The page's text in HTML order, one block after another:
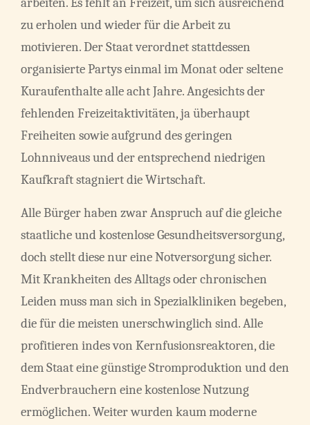
zu erholen und wieder für die Arbeit zu
motivieren. Der Staat verordnet stattdessen
organisierte Partys einmal im Monat oder seltene
Kuraufenthalte alle acht Jahre. Angesichts der
fehlenden Freizeitaktivitäten, ja überhaupt
Freiheiten sowie aufgrund des geringen
Lohnniveaus und der entsprechend niedrigen
Kaufkraft stagniert die Wirtschaft.
Alle Bürger haben zwar Anspruch auf die gleiche
staatliche und kostenlose Gesundheitsversorgung,
doch stellt diese nur eine Notversorgung sicher.
Mit Krankheiten des Alltags oder chronischen
Leiden muss man sich in Spezialkliniken begeben,
die für die meisten unerschwinglich sind. Alle
profitieren indes von Kernfusionsreaktoren, die
dem Staat eine günstige Stromproduktion und den
Endverbrauchern eine kostenlose Nutzung
ermöglichen. Weiter wurden kaum moderne